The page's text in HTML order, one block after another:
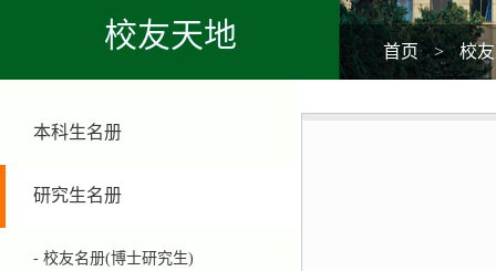
校友天地 首页 > 校
本科生名册
研究生名册
- 校友名册(博士研究生)